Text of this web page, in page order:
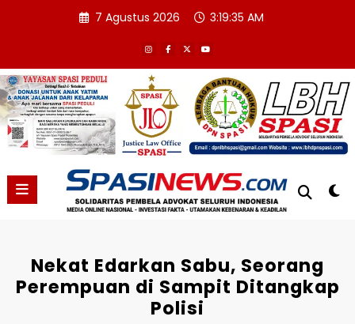
7 Agustus 2026 3:19:36 AM
Nekat Edarkan Sabu, Seorang
Perempuan di Sampit Ditangkap
Polisi